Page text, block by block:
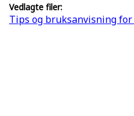
Vedlagte filer:
Tips og bruksanvisning